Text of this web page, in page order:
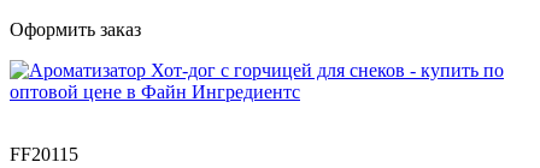
Оформить заказ
FF20115